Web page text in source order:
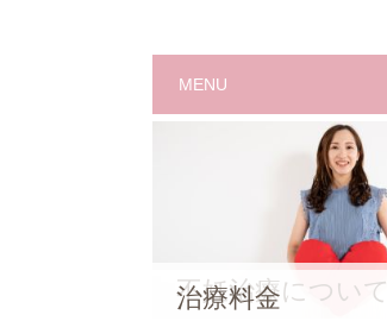
MENU
不妊治療について
治療料金